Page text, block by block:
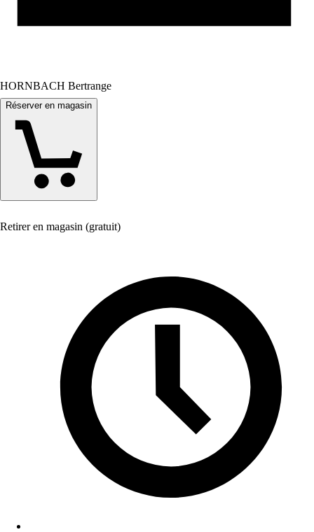
HORNBACH Bertrange
Réserver en magasin
Retirer en magasin (gratuit)